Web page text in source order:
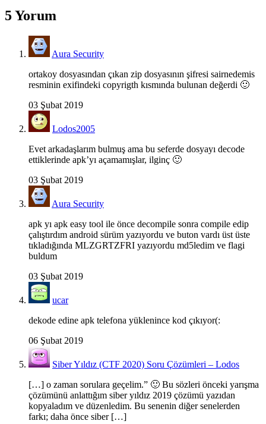
5 Yorum
Aura Security
ortakoy dosyasından çıkan zip dosyasının şifresi sairnedemis
resminin exifindeki copyrigth kısmında bulunan değerdi 🙂
03 Şubat 2019
Lodos2005
Evet arkadaşlarım bulmuş ama bu seferde dosyayı decode
ettiklerinde apk’yı açamamışlar, ilginç 🙂
03 Şubat 2019
Aura Security
apk yı apk easy tool ile önce decompile sonra compile edip
çalıştırdım android sürüm yazıyordu ve buton vardı üst üste
tıkladığında MLZGRTZFRI yazıyordu md5ledim ve flagi
buldum
03 Şubat 2019
ucar
dekode edine apk telefona yüklenince kod çıkıyor(:
06 Şubat 2019
Siber Yıldız (CTF 2020) Soru Çözümleri – Lodos
[…] o zaman sorulara geçelim.” 🙂 Bu sözleri önceki yarışma
çözümünü anlattığım siber yıldız 2019 çözümü yazıdan
kopyaladım ve düzenledim. Bu senenin diğer senelerden
farkı; daha önce siber […]